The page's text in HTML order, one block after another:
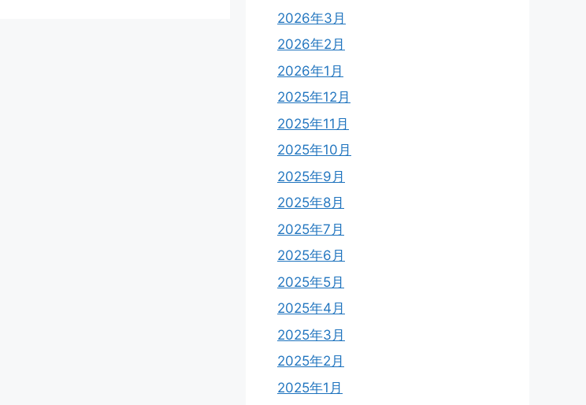
2026年3月
2026年2月
2026年1月
2025年12月
2025年11月
2025年10月
2025年9月
2025年8月
2025年7月
2025年6月
2025年5月
2025年4月
2025年3月
2025年2月
2025年1月